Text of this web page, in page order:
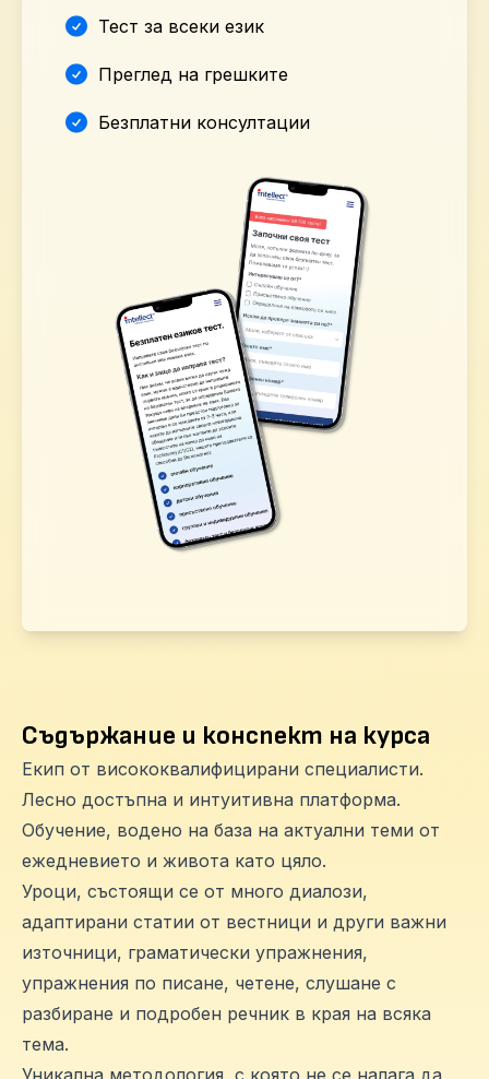
Тест за всеки език
Преглед на грешките
Безплатни консултации
Съдържание и конспект на курса
Екип от висококвалифицирани специалисти.
Лесно достъпна и интуитивна платформа.
Обучение, водено на база на актуални теми от
ежедневието и живота като цяло.
Уроци, състоящи се от много диалози,
адаптирани статии от вестници и други важни
източници, граматически упражнения,
упражнения по писане, четене, слушане с
разбиране и подробен речник в края на всяка
тема.
Уникална методология, с която не се налага да